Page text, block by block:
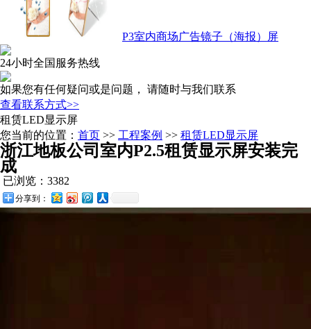
P3室内商场广告镜子（海报）屏
24小时全国服务热线
如果您有任何疑问或是问题， 请随时与我们联系
查看联系方式>>
租赁LED显示屏
您当前的位置： 首页 >> 工程案例 >> 租赁LED显示屏
浙江地板公司室内P2.5租赁显示屏安装完
成
已浏览：3382
分享到：